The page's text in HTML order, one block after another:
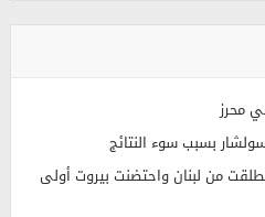
محرز
بسبب سوء النتائج
من لبنان واحتضنت بيروت أولى